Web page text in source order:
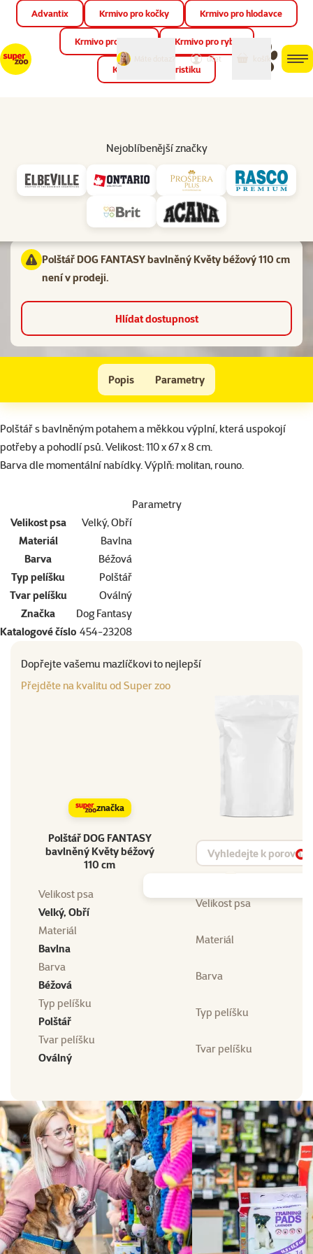
📱 Stáhněte si novou aplikaci Super zoo.Více informací
můj
účet
Advantix Krmivo pro kočky Krmivo pro hlodavce
Krmivo pro ptáky Krmivo pro ryby
Krmivo pro teraristiku
Nejoblíbenější značky
Polštář DOG FANTASY bavlněný Květy béžový 110 cm
Hodnocení 0%
Materiál:Bavlna
Polštář DOG FANTASY bavlněný Květy béžový 110 cm
není v prodeji.
Hlídat dostupnost
Polštář DOG FANTASY bavlněný Květy béžový 110 cm
Popis Parametry
Na začátek stránky
superzoo.product.detail.content
Polštář s bavlněným potahem a měkkou výplní, která uspokojí
potřeby a pohodlí psů. Velikost: 110 x 67 x 8 cm.
Barva dle momentální nabídky. Výplň: molitan, rouno.
Parametry
Velikost psa
Velký, Obří
Materiál
Bavlna
Barva
Béžová
Typ pelíšku
Polštář
Tvar pelíšku
Oválný
Značka
Dog Fantasy
Katalogové číslo 454-23208
Dopřejte vašemu mazlíčkovi to nejlepší
Přejděte na kvalitu od Super zoo
značka
Polštář DOG FANTASY
bavlněný Květy béžový
110 cm
Vyhledat produkt
Velikost psa
Velký, Obří
Velikost psa
Materiál
Bavlna
Materiál
Barva
Béžová
Barva
Typ pelíšku
Polštář
Typ pelíšku
Tvar pelíšku
Oválný
Tvar pelíšku